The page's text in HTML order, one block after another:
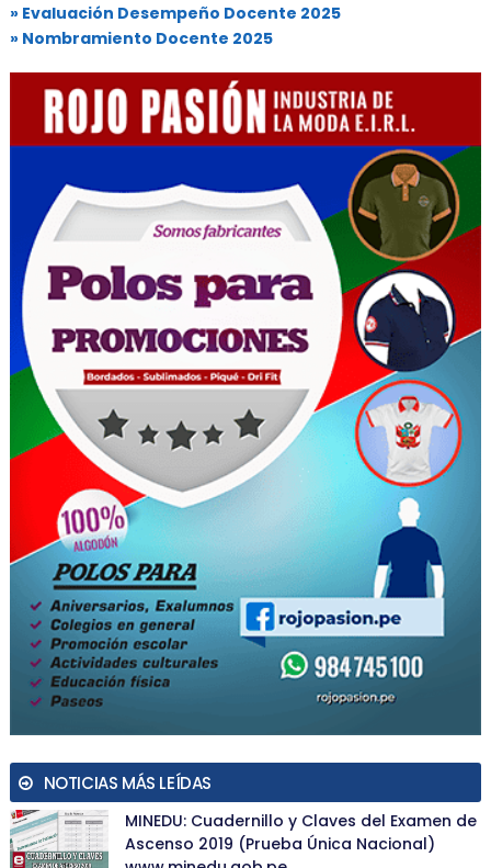
» Evaluación Desempeño Docente 2025
» Nombramiento Docente 2025
NOTICIAS MÁS LEÍDAS
MINEDU: Cuadernillo y Claves del Examen de
Ascenso 2019 (Prueba Única Nacional)